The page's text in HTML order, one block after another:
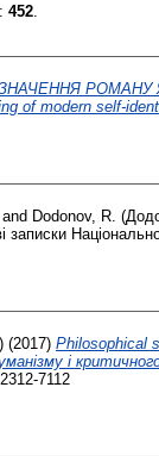
452
РОМАНУ
of modern self-
and Dodonov, R.
записки
(2017) Philosophical
і
7112